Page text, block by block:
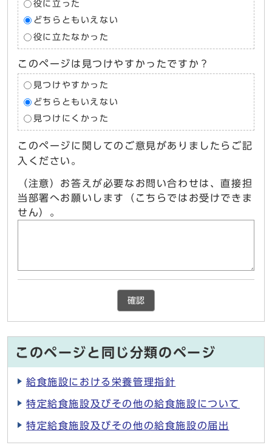
役に立った
どちらともいえない
役に立たなかった
このページは見つけやすかったですか？
見つけやすかった
どちらともいえない
見つけにくかった
このページに関してのご意見がありましたらご記
入ください。
（注意）お答えが必要なお問い合わせは、直接担
当部署へお願いします（こちらではお受けできま
せん）。
確認
このページと同じ分類のページ
給食施設における栄養管理指針
特定給食施設及びその他の給食施設について
特定給食施設及びその他の給食施設の届出